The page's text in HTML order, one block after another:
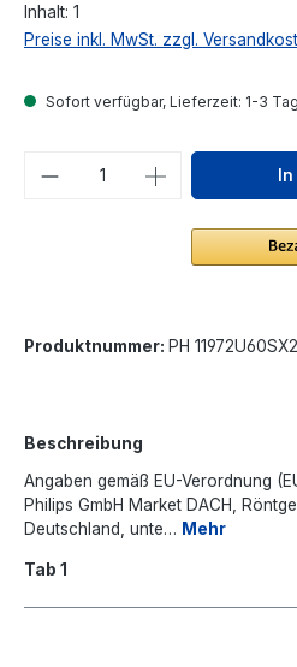
Inhalt: 1
Preise inkl. MwSt. zzgl.
Sofort verfügbar, Lieferzeit: 1-3
Produkt Anzahl:
Produktnummer: PH 11972U60SX2
Beschreibung
Angaben gemäß EU-Verordnung
Philips GmbH Market DACH,
Deutschland, unte… Mehr
Tab 1